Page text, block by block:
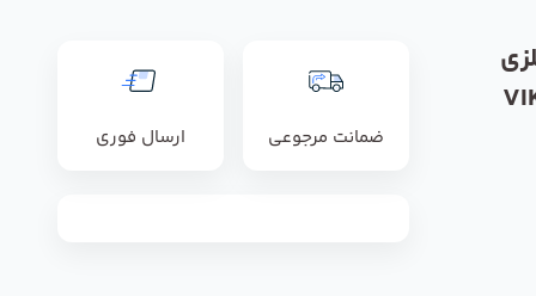
ضمانت مرجوعی ارسال فوری